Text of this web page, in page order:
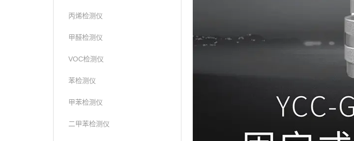
丙烯检测仪
甲醛检测仪
VOC检测仪
苯检测仪
甲苯检测仪
二甲苯检测仪